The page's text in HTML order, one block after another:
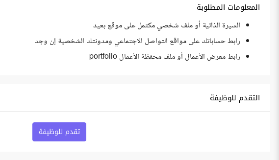
المعلومات المطلوبة
السيرة الذاتية أو ملف شخصي مكتمل على موقع بعيد
رابط حساباتك على مواقع التواصل الاجتماعي ومدونتك الشخصية إن وجد
رابط معرض الأعمال أو ملف محفظة الأعمال portfolio
التقدم للوظيفة
تقدم للوظيفة